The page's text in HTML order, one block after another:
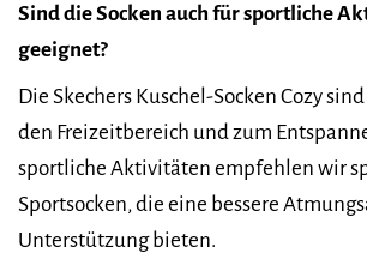
Sind die Socken auch für sportliche
geeignet?
Die Skechers Kuschel-Socken Cozy
den Freizeitbereich und zum
sportliche Aktivitäten empfehlen wir
Sportsocken, die eine bessere
Unterstützung bieten.